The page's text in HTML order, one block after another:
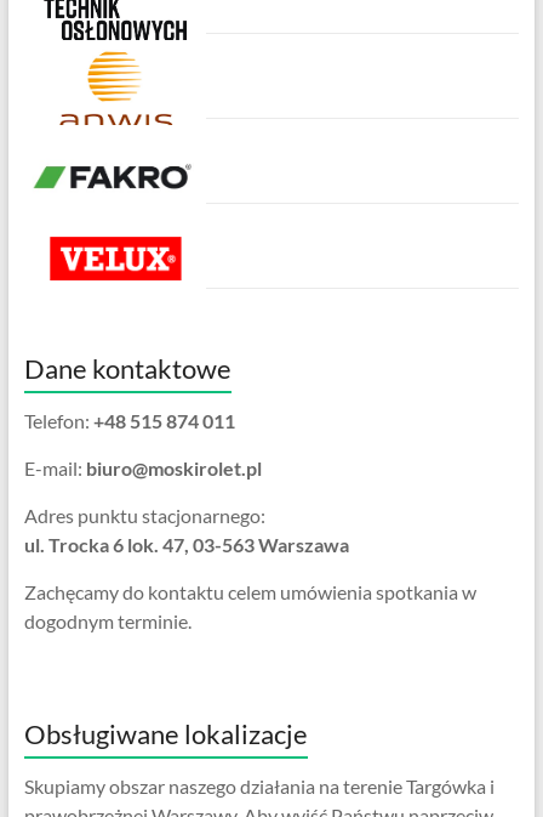
Dane kontaktowe
Telefon: +48 515 874 011
E-mail: biuro@moskirolet.pl
Adres punktu stacjonarnego:
ul. Trocka 6 lok. 47, 03-563 Warszawa
Zachęcamy do kontaktu celem umówienia spotkania w
dogodnym terminie.
Obsługiwane lokalizacje
Skupiamy obszar naszego działania na terenie Targówka i